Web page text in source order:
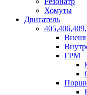
Хомуты
Двигатель
ГРМ